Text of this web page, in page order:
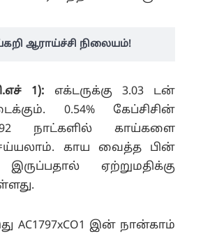
ஆராய்ச்சி நிலையம்!
1): எக்டருக்கு 3.03 டன்
0.54% கேப்சிசின்
92 நாட்களில் காய்களை
காய வைத்த பின்
இருப்பதால் ஏற்றுமதிக்கு
AC1797xCO1 இன் நான்காம்